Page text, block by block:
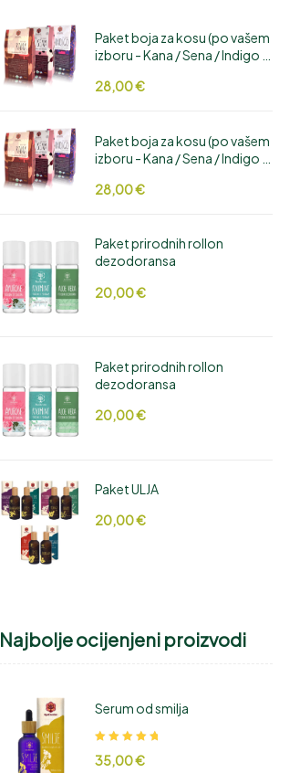
Paket boja za kosu (po vašem
izboru - Kana / Sena / Indigo /
Manjistha / Aloe Vera /
28,00€
Paket boja za kosu (po vašem
izboru - Kana / Sena / Indigo /
Manjistha / Aloe Vera /
28,00€
Paket prirodnih rollon
dezodoransa
20,00€
Paket prirodnih rollon
dezodoransa
20,00€
Paket ULJA
20,00€
Najbolje ocijenjeni proizvodi
Serum od smilja
5.00od 5
35,00€